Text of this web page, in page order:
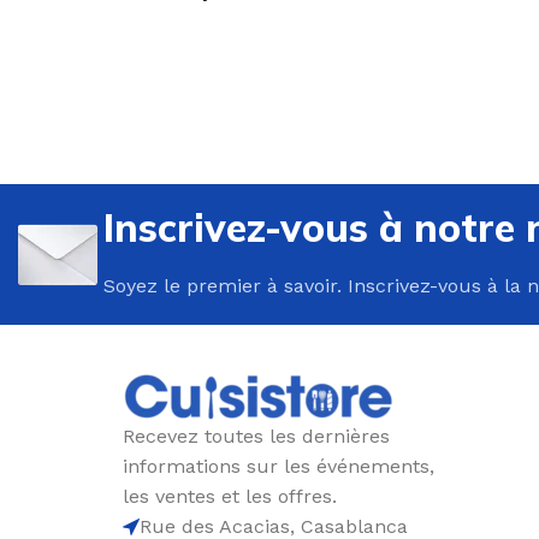
Inscrivez-vous à notre
Soyez le premier à savoir. Inscrivez-vous à la
Recevez toutes les dernières
informations sur les événements,
les ventes et les offres.
Rue des Acacias, Casablanca